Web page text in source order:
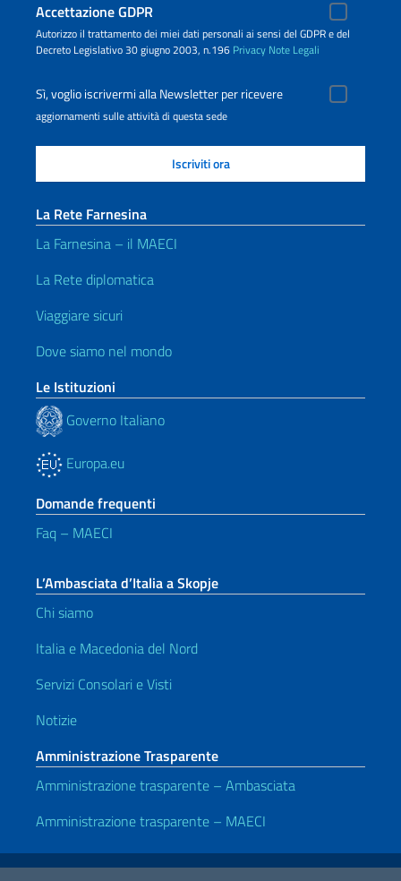
Accettazione GDPR
Autorizzo il trattamento dei miei dati personali ai sensi del GDPR e del
Decreto Legislativo 30 giugno 2003, n.196 Privacy Note Legali
Sì, voglio iscrivermi alla Newsletter per ricevere
aggiornamenti sulle attività di questa sede
La Rete Farnesina
La Farnesina – il MAECI
La Rete diplomatica
Viaggiare sicuri
Dove siamo nel mondo
Le Istituzioni
Governo Italiano
Europa.eu
Domande frequenti
Faq – MAECI
L’Ambasciata d’Italia a Skopje
Chi siamo
Italia e Macedonia del Nord
Servizi Consolari e Visti
Notizie
Amministrazione Trasparente
Amministrazione trasparente – Ambasciata
Amministrazione trasparente – MAECI
Link Utili